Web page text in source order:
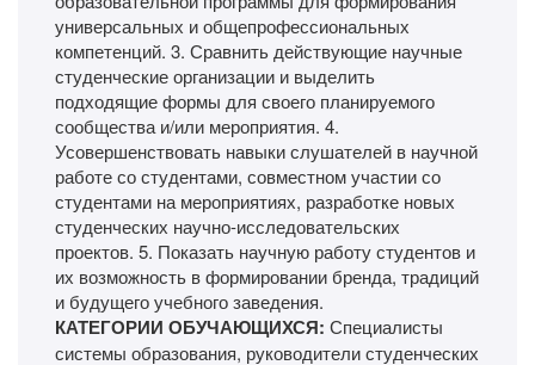
универсальных и общепрофессиональных
компетенций. 3. Сравнить действующие научные
студенческие организации и выделить
подходящие формы для своего планируемого
сообщества и/или мероприятия. 4.
Усовершенствовать навыки слушателей в научной
работе со студентами, совместном участии со
студентами на мероприятиях, разработке новых
студенческих научно-исследовательских
проектов. 5. Показать научную работу студентов и
их возможность в формировании бренда, традиций
и будущего учебного заведения.
КАТЕГОРИИ ОБУЧАЮЩИХСЯ: Специалисты
системы образования, руководители студенческих